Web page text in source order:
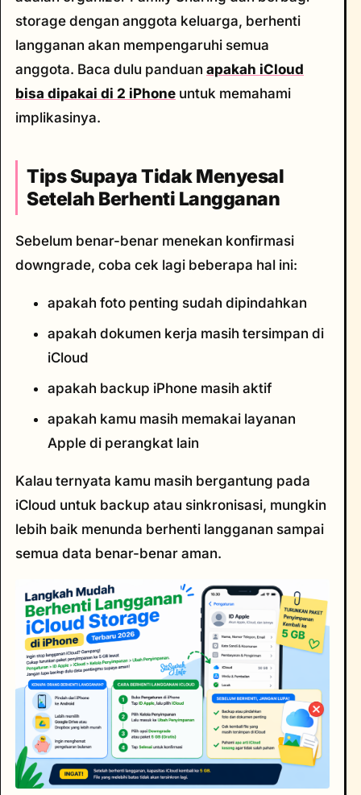
storage dengan anggota keluarga, berhenti
langganan akan mempengaruhi semua
anggota. Baca dulu panduan apakah iCloud
bisa dipakai di 2 iPhone untuk memahami
implikasinya.
Tips Supaya Tidak Menyesal
Setelah Berhenti Langganan
Sebelum benar-benar menekan konfirmasi
downgrade, coba cek lagi beberapa hal ini:
apakah foto penting sudah dipindahkan
apakah dokumen kerja masih tersimpan di
iCloud
apakah backup iPhone masih aktif
apakah kamu masih memakai layanan
Apple di perangkat lain
Kalau ternyata kamu masih bergantung pada
iCloud untuk backup atau sinkronisasi, mungkin
lebih baik menunda berhenti langganan sampai
semua data benar-benar aman.